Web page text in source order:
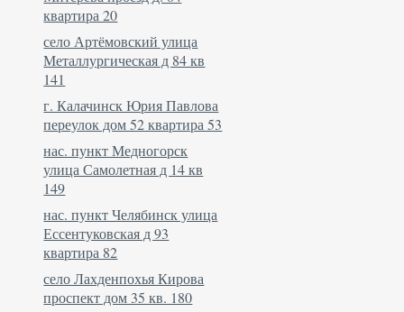
квартира 20
село Артёмовский улица
Металлургическая д 84 кв
141
г. Калачинск Юрия Павлова
переулок дом 52 квартира 53
нас. пункт Медногорск
улица Самолетная д 14 кв
149
нас. пункт Челябинск улица
Ессентуковская д 93
квартира 82
село Лахденпохья Кирова
проспект дом 35 кв. 180